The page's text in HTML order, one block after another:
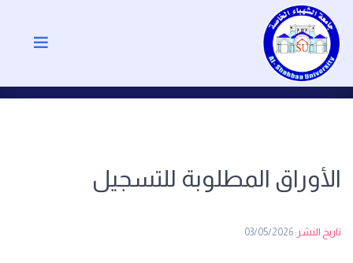
الأوراق المطلوبة للتسجيل
تاريخ النشر:03/05/2026